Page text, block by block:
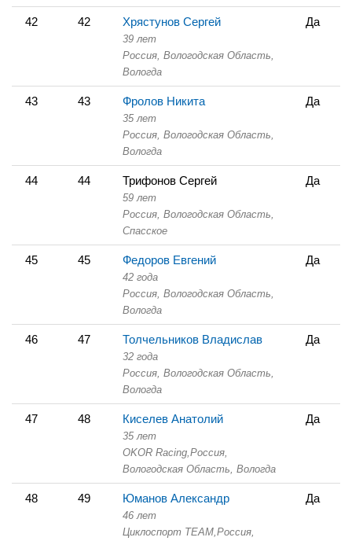
42 42 Хрястунов Сергей
39 лет
Россия, Вологодская Область,
Вологда
Да
43 43 Фролов Никита
35 лет
Россия, Вологодская Область,
Вологда
Да
44 44 Трифонов Сергей
59 лет
Россия, Вологодская Область,
Спасское
Да
45 45 Федоров Евгений
42 года
Россия, Вологодская Область,
Вологда
Да
46 47 Толчельников Владислав
32 года
Россия, Вологодская Область,
Вологда
Да
47 48 Киселев Анатолий
35 лет
OKOR Racing, Россия,
Вологодская Область, Вологда
Да
48 49 Юманов Александр
46 лет
Циклоспорт TEAM, Россия,
Да